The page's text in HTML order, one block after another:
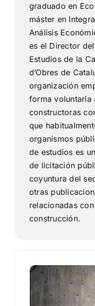
Negocio
Innovación
graduado en
máster en
Análisis
es el Director
Estudios de la
d’Obres de
organización
forma voluntaria
constructoras
que
organismos
de estudios es
de licitación
coyuntura del
otras
relacionadas
construcción.